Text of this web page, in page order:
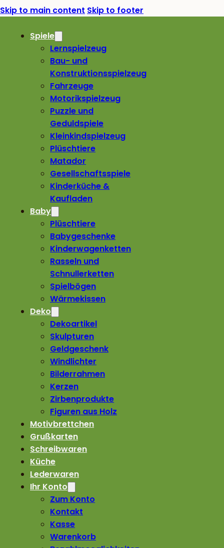
Skip to main content Skip to footer
Spiele
Lernspielzeug
Bau- und
Konstruktionsspielzeug
Fahrzeuge
Motorikspielzeug
Puzzle und
Geduldspiele
Kleinkindspielzeug
Plüschtiere
Matador
Gesellschaftsspiele
Kinderküche &
Kaufladen
Baby
Plüschtiere
Babygeschenke
Kinderwagenketten
Rasseln und
Schnullerketten
Spielbögen
Wärmekissen
Deko
Dekoartikel
Skulpturen
Geldgeschenk
Windlichter
Bilderrahmen
Kerzen
Zirbenprodukte
Figuren aus Holz
Motivbrettchen
Grußkarten
Schreibwaren
Küche
Lederwaren
Ihr Konto
Zum Konto
Kontakt
Kasse
Warenkorb